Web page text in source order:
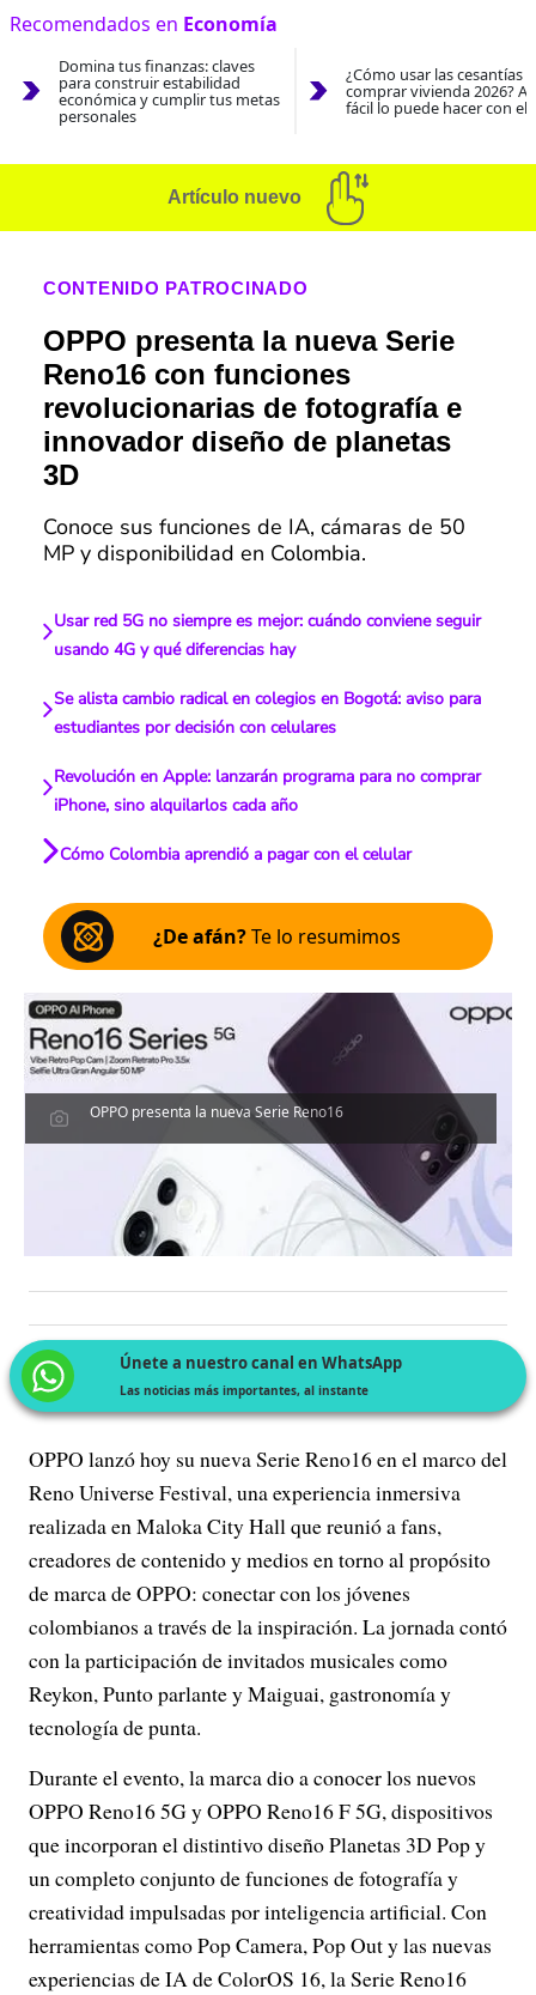
Recomendados en Economía
Domina tus finanzas: claves
para construir estabilidad
económica y cumplir tus metas
personales
¿Cómo usar las cesantías
comprar vivienda 2026?
fácil lo puede hacer con el
Artículo nuevo
CONTENIDO PATROCINADO
OPPO presenta la nueva Serie
Reno16 con funciones
revolucionarias de fotografía e
innovador diseño de planetas
3D
Conoce sus funciones de IA, cámaras de 50
MP y disponibilidad en Colombia.
Usar red 5G no siempre es mejor: cuándo conviene seguir
usando 4G y qué diferencias hay
Se alista cambio radical en colegios en Bogotá: aviso para
estudiantes por decisión con celulares
Revolución en Apple: lanzarán programa para no comprar
iPhone, sino alquilarlos cada año
Cómo Colombia aprendió a pagar con el celular
¿De afán?Te lo resumimos
OPPO presenta la nueva Serie Reno16
Únete a nuestro canal en WhatsApp
Las noticias más importantes, al instante
OPPO lanzó hoy su nueva Serie Reno16 en el marco del
Reno Universe Festival, una experiencia inmersiva
realizada en Maloka City Hall que reunió a fans,
creadores de contenido y medios en torno al propósito
de marca de OPPO: conectar con los jóvenes
colombianos a través de la inspiración. La jornada contó
con la participación de invitados musicales como
Reykon, Punto parlante y Maiguai, gastronomía y
tecnología de punta.
Durante el evento, la marca dio a conocer los nuevos
OPPO Reno16 5G y OPPO Reno16 F 5G, dispositivos
que incorporan el distintivo diseño Planetas 3D Pop y
un completo conjunto de funciones de fotografía y
creatividad impulsadas por inteligencia artificial. Con
herramientas como Pop Camera, Pop Out y las nuevas
experiencias de IA de ColorOS 16, la Serie Reno16